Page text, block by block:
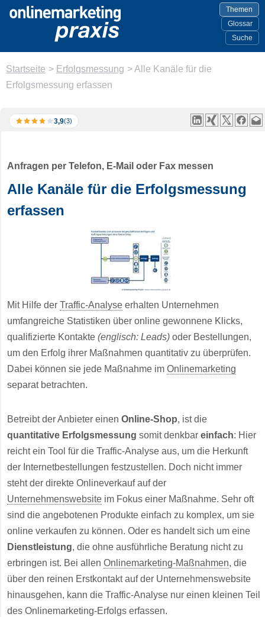
Themen
Glossar
Suche
Startseite > Erfolgsmessung >Alle Kanäle für die
Erfolgsmessung erfassen
3,9(3)
Anfragen per Telefon, E-Mail oder Fax messen
Alle Kanäle für die Erfolgsmessung
erfassen
Mit Hilfe der Traffic-Analyse erhalten Unternehmen
umfangreiche Statistiken über online gewonnene Klicks,
qualifizierte Kontakte (englisch: Leads) oder Bestellungen,
um den Erfolg ihrer Maßnahmen quantitativ zu überprüfen.
Dabei können sie jede Maßnahme im Onlinemarketing
separat betrachten.
Betreibt der Anbieter einen Online-Shop, ist die
quantitative Erfolgsmessung somit denkbar einfach: Hier
reicht ein Tool für die Traffic-Analyse aus, um die Herkunft
der Internetbestellungen festzustellen. Doch nicht immer
steht der direkte Onlineverkauf auf der
Unternehmenswebsite im Fokus einer Maßnahme. Sehr oft
sind die angebotenen Produkte einfach zu komplex, um sie
online verkaufen zu können. Oder es handelt sich um eine
Dienstleistung, die ohne ausführliche Beratung nicht zu
erbringen ist. Bei allen Onlinemarketing-Maßnahmen, die
über den reinen Erstkontakt auf der Unternehmenswebsite
hinausgehen, kann die Traffic-Analyse nur einen kleinen Teil
des Onlinemarketing-Erfolgs erfassen.